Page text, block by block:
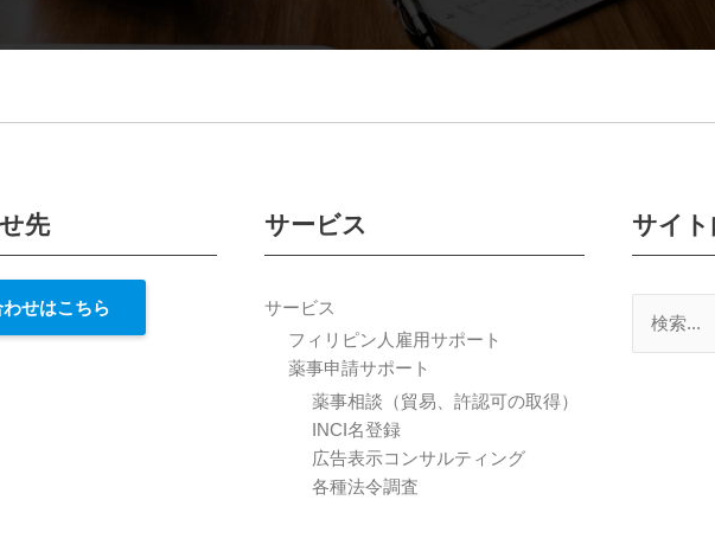
先
せはこちら
サービス
サービス
フィリピン人雇用サポート
薬事申請サポート
薬事相談（貿易、許認可の取得）
INCI名登録
広告表示コンサルティング
各種法令調査
サイ
索